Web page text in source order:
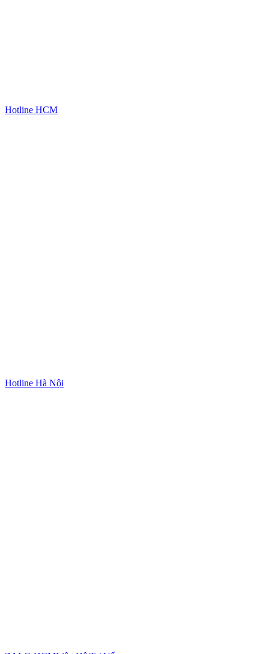
Hotline HCM
Hotline Hà Nội